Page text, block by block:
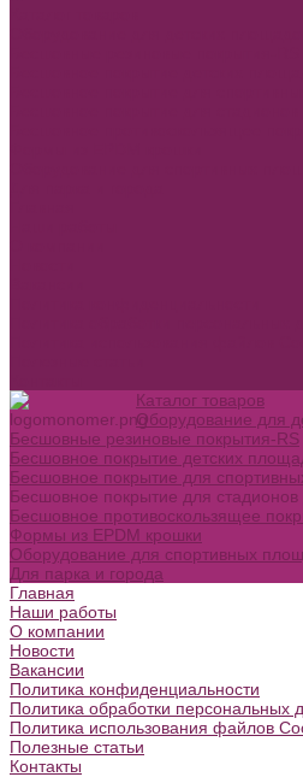
Каталог товаров
Оборудование для
Бесшовные резиновые покрытия-RS
Бесшовное покрытие детских
Бесшовное покрытие для
Бесшовное покрытие для
Бесшовное противоскользящее
Формы из EPDM крошки
Оборудование для спортивных
Для парка и города
Главная
Наши работы
О компании
Новости
Вакансии
Политика конфиденциальности
Политика обработки персональных
Политика использования файлов
Полезные статьи
Контакты